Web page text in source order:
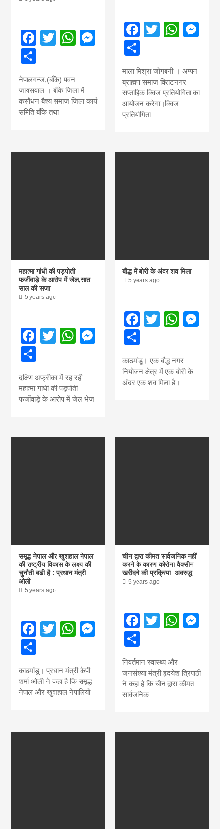
Facebook
TwitterWhatsApp
Messenger
नेपालगन्ज,(बाँके) पवन
जायसवाल । बाँके जिला में
कसौंधन बैश्य समाज जिला कार्य
समिति बाँके तथा
Facebook
Twitter
माला मिश्रा जोगबनी । अप्पन
ब्राह्मण समाज विराटनगर
सप्ताहिक क्विज प्रतियोगिता का
आयोजन करेगा।क्विज
प्रतियोगिता
महात्मा गांधी की पड़पोती
फर्जीवाड़े के आरोप में जेल,सात
साल की सजा
5 years ago
Facebook
TwitterWhatsApp
Messenger
दक्षिण अफ्रीका में रह रही
महात्मा गांधी की पड़पोती
फर्जीवाड़े के आरोप में जेल भेज
बौद्ध में बोरी के अंदर शव मिला
5 years ago
Facebook
Twitter
काठमांडू। एक बौद्ध नगर
नियोजन क्षेत्र में एक बोरी के
अंदर एक शव मिला है।
समृद्ध नेपाल और खुशहाल नेपाल
की राष्ट्रीय विकास के लक्ष्य की
चुनौती बढी है : प्रधान मंत्री
ओली
5 years ago
Facebook
TwitterWhatsApp
Messenger
काठमांडू। प्रधान मंत्री केपी
शर्मा ओली ने कहा है कि समृद्ध
नेपाल और खुशहाल नेपालियों
चीन द्वारा कीमत सार्वजनिक नहीं
करने के कारण कोरोना वैक्सीन
खरीदने की प्रक्रिया अवरुद्ध
5 years ago
Facebook
Twitter
निवर्तमान स्वास्थ्य और
जनसंख्या मंत्री हृदयेश त्रिपाठी
ने कहा है कि चीन द्वारा कीमत
सार्वजनिक